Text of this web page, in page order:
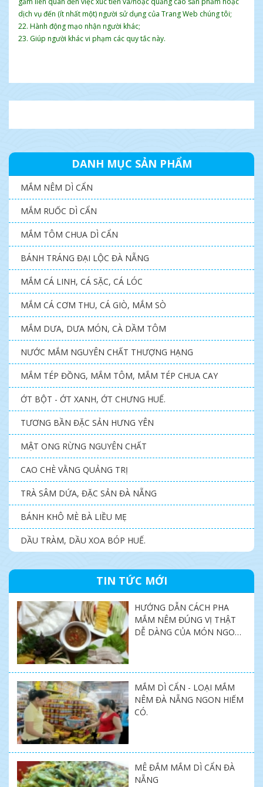
dịch vụ đến (ít nhất một) người sử dụng của Trang Web chúng tôi;
22. Hành động mạo nhận người khác;
23. Giúp người khác vi phạm các quy tắc này.
DANH MỤC SẢN PHẨM
MẮM NÊM DÌ CẨN
MẮM RUỐC DÌ CẨN
MẮM TÔM CHUA DÌ CẨN
BÁNH TRÁNG ĐẠI LỘC ĐÀ NẴNG
MẮM CÁ LINH, CÁ SẶC, CÁ LÓC
MẮM CÁ CƠM THU, CÁ GIÒ, MẮM SÒ
MẮM DƯA, DƯA MÓN, CÀ DẦM TÔM
NƯỚC MẮM NGUYÊN CHẤT THƯỢNG HẠNG
MẮM TÉP ĐỒNG, MẮM TÔM, MẮM TÉP CHUA CAY
ỚT BỘT - ỚT XANH, ỚT CHƯNG HUẾ.
TƯƠNG BẦN ĐẶC SẢN HƯNG YÊN
MẬT ONG RỪNG NGUYÊN CHẤT
CAO CHÈ VẰNG QUẢNG TRỊ
TRÀ SÂM DỨA, ĐẶC SẢN ĐÀ NẴNG
BÁNH KHÔ MÈ BÀ LIỀU MẸ
DẦU TRÀM, DẦU XOA BÓP HUẾ.
TIN TỨC MỚI
HƯỚNG DẪN CÁCH PHA
MẮM NÊM ĐÚNG VỊ THẬT
DỄ DÀNG CỦA MÓN NGON
MẮM DÌ CẨN - LOẠI MẮM
NÊM ĐÀ NẴNG NGON HIẾM
CÓ.
MÊ ĐẮM MẮM DÌ CẨN ĐÀ
NẴNG